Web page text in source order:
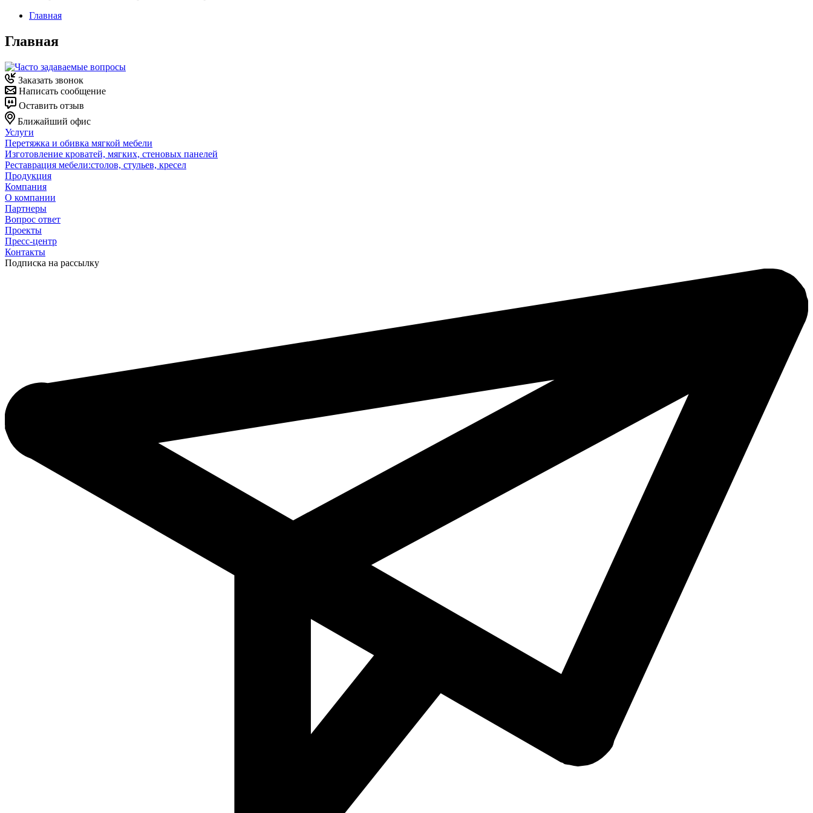
Главная
Главная
Заказать звонок
Написать сообщение
Оставить отзыв
Ближайший офис
Услуги
Перетяжка и обивка мягкой мебели
Изготовление кроватей, мягких, стеновых панелей
Реставрация мебели:столов, стульев, кресел
Продукция
Компания
О компании
Партнеры
Вопрос ответ
Проекты
Пресс-центр
Контакты
Подписка на рассылку